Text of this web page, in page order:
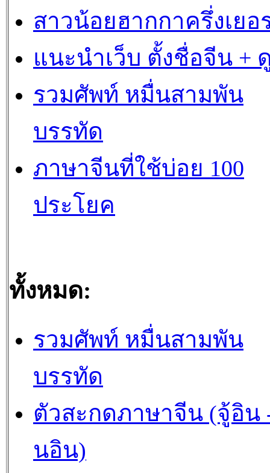
สาวน้อยฮากกาครึ่งเยอ
แนะนำเว็บ ตั้งชื่อจีน +
รวมศัพท์ หมื่นสามพัน
บรรทัด
ภาษาจีนที่ใช้บ่อย 100
ประโยค
ทั้งหมด:
รวมศัพท์ หมื่นสามพัน
บรรทัด
ตัวสะกดภาษาจีน (จู้อิน
นอิน)